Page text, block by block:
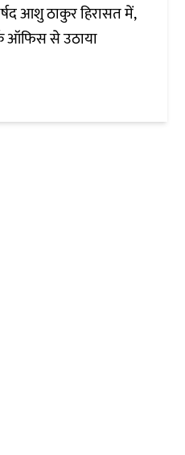
आशु ठाकुर हिरासत में,
ऑफिस से उठाया